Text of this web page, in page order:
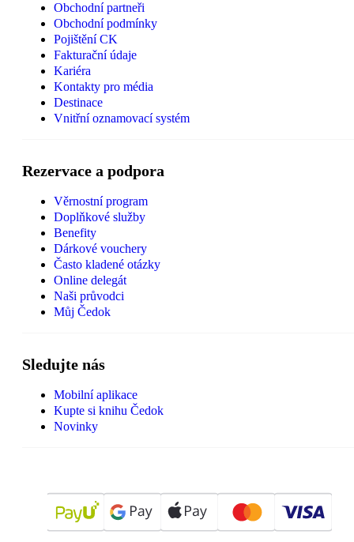
Obchodní partneři
Obchodní podmínky
Pojištění CK
Fakturační údaje
Kariéra
Kontakty pro média
Destinace
Vnitřní oznamovací systém
Rezervace a podpora
Věrnostní program
Doplňkové služby
Benefity
Dárkové vouchery
Často kladené otázky
Online delegát
Naši průvodci
Můj Čedok
Sledujte nás
Mobilní aplikace
Kupte si knihu Čedok
Novinky